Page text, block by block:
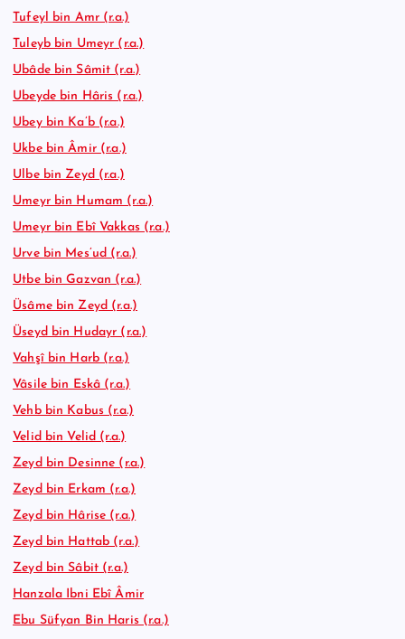
Tufeyl bin Amr (r.a.)
Tuleyb bin Umeyr (r.a.)
Ubâde bin Sâmit (r.a.)
Ubeyde bin Hâris (r.a.)
Ubey bin Ka’b (r.a.)
Ukbe bin Âmir (r.a.)
Ulbe bin Zeyd (r.a.)
Umeyr bin Humam (r.a.)
Umeyr bin Ebî Vakkas (r.a.)
Urve bin Mes’ud (r.a.)
Utbe bin Gazvan (r.a.)
Üsâme bin Zeyd (r.a.)
Üseyd bin Hudayr (r.a.)
Vahşî bin Harb (r.a.)
Vâsile bin Eskâ (r.a.)
Vehb bin Kabus (r.a.)
Velid bin Velid (r.a.)
Zeyd bin Desinne (r.a.)
Zeyd bin Erkam (r.a.)
Zeyd bin Hârise (r.a.)
Zeyd bin Hattab (r.a.)
Zeyd bin Sâbit (r.a.)
Hanzala Ibni Ebî Âmir
Ebu Süfyan Bin Haris (r.a.)